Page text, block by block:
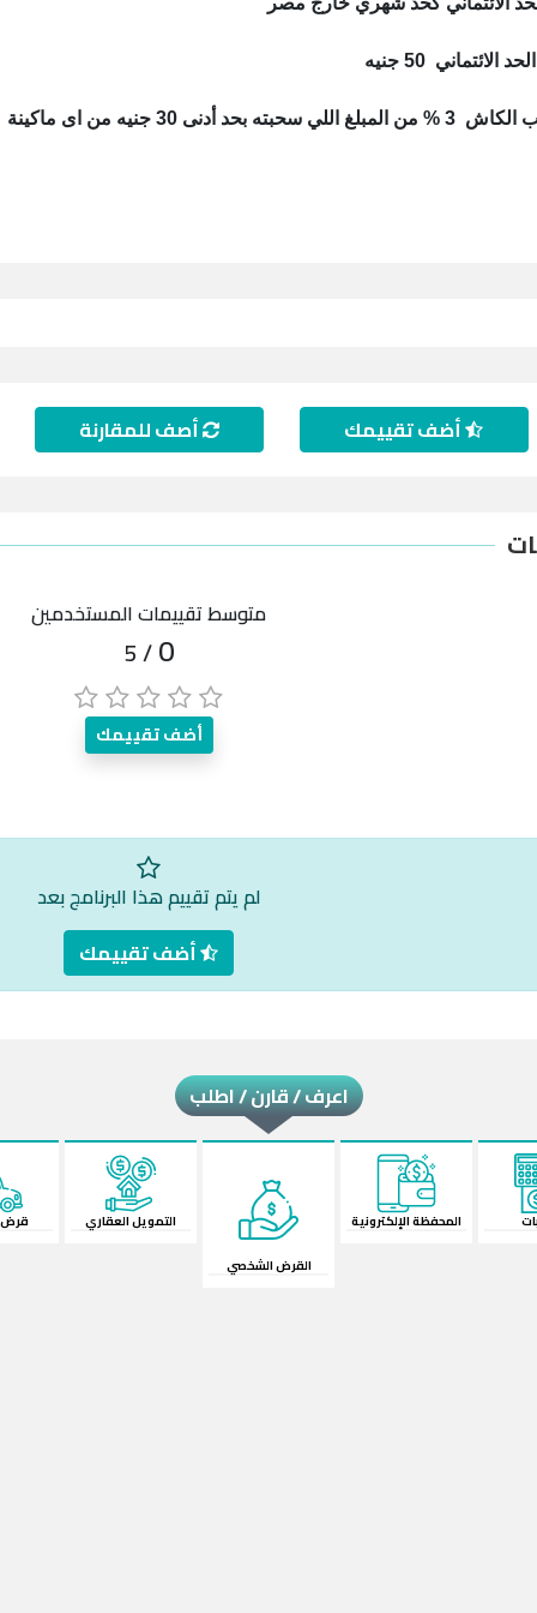
50 جنيه
أدنى 30 جنيه من اى ماكينة
أضف تقييمك أصف للمقارنة
متوسط تقييمات المستخدمين
0
/ 5
أضف تقييمك
لم يتم تقييم هذا البرنامج بعد
أضف تقييمك
اعرف / قارن / اطلب
القرض الشخصي
التمويل العقاري
قرض السيارة